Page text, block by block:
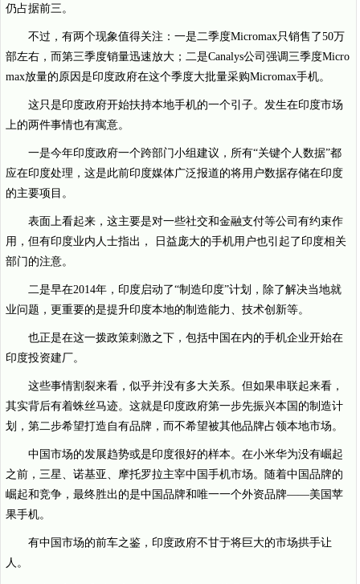
仍占据前三。
不过，有两个现象值得关注：一是二季度Micromax只销售了50万
部左右，而第三季度销量迅速放大；二是Canalys公司强调三季度Micro
max放量的原因是印度政府在这个季度大批量采购Micromax手机。
这只是印度政府开始扶持本地手机的一个引子。发生在印度市场
上的两件事情也有寓意。
一是今年印度政府一个跨部门小组建议，所有“关键个人数据”都
应在印度处理，这是此前印度媒体广泛报道的将用户数据存储在印度
的主要项目。
表面上看起来，这主要是对一些社交和金融支付等公司有约束作
用，但有印度业内人士指出， 日益庞大的手机用户也引起了印度相关
部门的注意。
二是早在2014年，印度启动了“制造印度”计划，除了解决当地就
业问题，更重要的是提升印度本地的制造能力、技术创新等。
也正是在这一拨政策刺激之下，包括中国在内的手机企业开始在
印度投资建厂。
这些事情割裂来看，似乎并没有多大关系。但如果串联起来看，
其实背后有着蛛丝马迹。这就是印度政府第一步先振兴本国的制造计
划，第二步希望打造自有品牌，而不希望被其他品牌占领本地市场。
中国市场的发展趋势或是印度很好的样本。在小米华为没有崛起
之前，三星、诺基亚、摩托罗拉主宰中国手机市场。随着中国品牌的
崛起和竞争，最终胜出的是中国品牌和唯一一个外资品牌——美国苹
果手机。
有中国市场的前车之鉴，印度政府不甘于将巨大的市场拱手让
人。